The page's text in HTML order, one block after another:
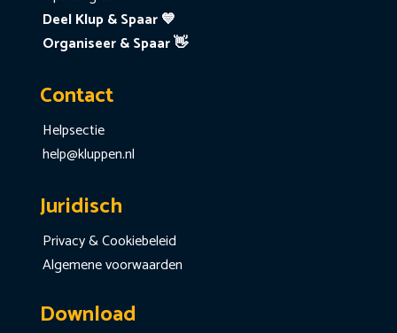
Deel Klup & Spaar 💙
Organiseer & Spaar 👋
Contact
Helpsectie
help@kluppen.nl
Juridisch
Privacy & Cookiebeleid
Algemene voorwaarden
Download